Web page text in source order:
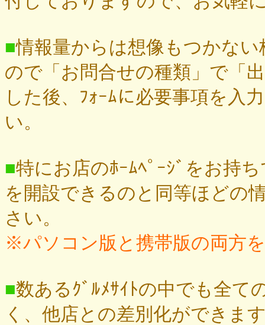
■情報量からは想像もつかな
ので「お問合せの種類」で「
した後、ﾌｫｰﾑに必要事項を入
い。
■特にお店のﾎｰﾑﾍﾟｰｼﾞをお持
を開設できるのと同等ほどの
さい。
※パソコン版と携帯版の両方
■数あるｸﾞﾙﾒｻｲﾄの中でも全て
く、他店との差別化ができま